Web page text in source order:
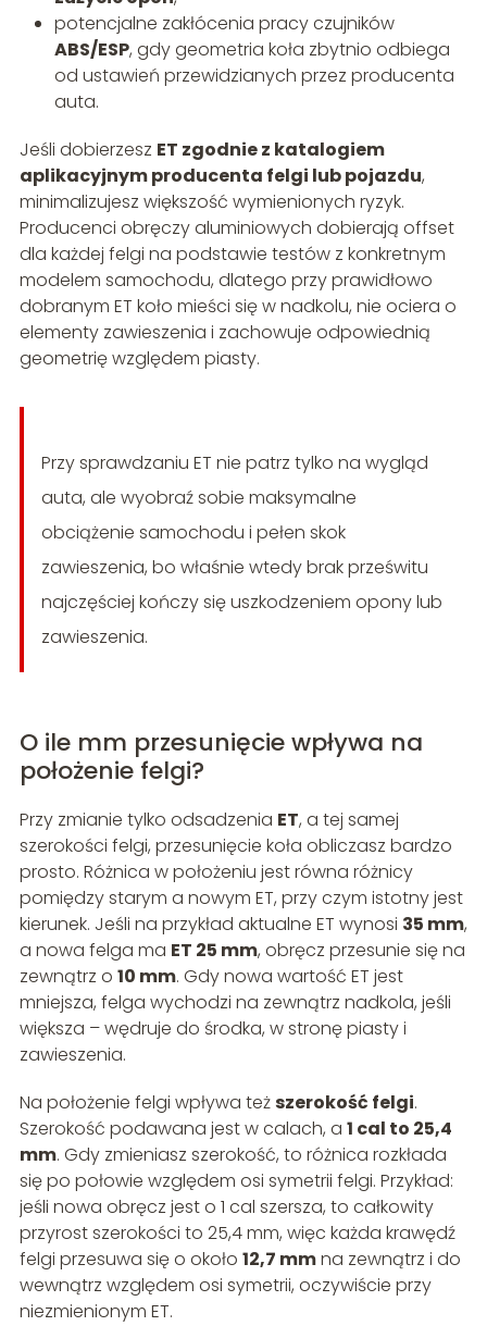
potencjalne zakłócenia pracy czujników
ABS/ESP, gdy geometria koła zbytnio odbiega
od ustawień przewidzianych przez producenta
auta.
Jeśli dobierzesz ET zgodnie z katalogiem
aplikacyjnym producenta felgi lub pojazdu,
minimalizujesz większość wymienionych ryzyk.
Producenci obręczy aluminiowych dobierają offset
dla każdej felgi na podstawie testów z konkretnym
modelem samochodu, dlatego przy prawidłowo
dobranym ET koło mieści się w nadkolu, nie ociera o
elementy zawieszenia i zachowuje odpowiednią
geometrię względem piasty.
Przy sprawdzaniu ET nie patrz tylko na wygląd
auta, ale wyobraź sobie maksymalne
obciążenie samochodu i pełen skok
zawieszenia, bo właśnie wtedy brak prześwitu
najczęściej kończy się uszkodzeniem opony lub
zawieszenia.
O ile mm przesunięcie wpływa na
położenie felgi?
Przy zmianie tylko odsadzenia ET, a tej samej
szerokości felgi, przesunięcie koła obliczasz bardzo
prosto. Różnica w położeniu jest równa różnicy
pomiędzy starym a nowym ET, przy czym istotny jest
kierunek. Jeśli na przykład aktualne ET wynosi 35 mm,
a nowa felga ma ET 25 mm, obręcz przesunie się na
zewnątrz o 10 mm. Gdy nowa wartość ET jest
mniejsza, felga wychodzi na zewnątrz nadkola, jeśli
większa – wędruje do środka, w stronę piasty i
zawieszenia.
Na położenie felgi wpływa teższerokość felgi.
Szerokość podawana jest w calach, a 1 cal to 25,4
mm. Gdy zmieniasz szerokość, to różnica rozkłada
się po połowie względem osi symetrii felgi. Przykład:
jeśli nowa obręcz jest o 1 cal szersza, to całkowity
przyrost szerokości to 25,4 mm, więc każda krawędź
felgi przesuwa się o około 12,7 mmna zewnątrz i do
wewnątrz względem osi symetrii, oczywiście przy
niezmienionym ET.